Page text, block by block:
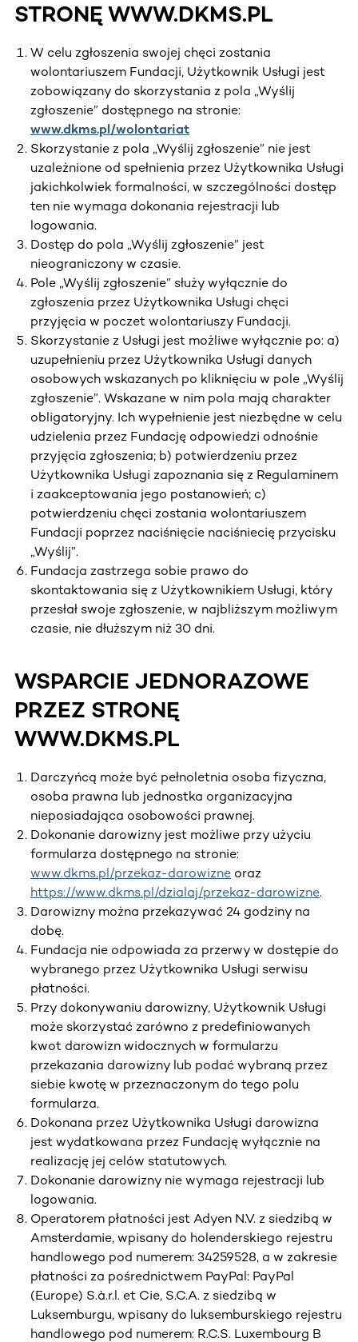
STRONĘ WWW.DKMS.PL
W celu zgłoszenia swojej chęci zostania
wolontariuszem Fundacji, Użytkownik Usługi jest
zobowiązany do skorzystania z pola „Wyślij
zgłoszenie” dostępnego na stronie:
www.dkms.pl/wolontariat
Skorzystanie z pola „Wyślij zgłoszenie” nie jest
uzależnione od spełnienia przez Użytkownika Usługi
jakichkolwiek formalności, w szczególności dostęp
ten nie wymaga dokonania rejestracji lub
logowania.
Dostęp do pola „Wyślij zgłoszenie” jest
nieograniczony w czasie.
Pole „Wyślij zgłoszenie” służy wyłącznie do
zgłoszenia przez Użytkownika Usługi chęci
przyjęcia w poczet wolontariuszy Fundacji.
Skorzystanie z Usługi jest możliwe wyłącznie po: a)
uzupełnieniu przez Użytkownika Usługi danych
osobowych wskazanych po kliknięciu w pole „Wyślij
zgłoszenie”. Wskazane w nim pola mają charakter
obligatoryjny. Ich wypełnienie jest niezbędne w celu
udzielenia przez Fundację odpowiedzi odnośnie
przyjęcia zgłoszenia; b) potwierdzeniu przez
Użytkownika Usługi zapoznania się z Regulaminem
i zaakceptowania jego postanowień; c)
potwierdzeniu chęci zostania wolontariuszem
Fundacji poprzez naciśnięcie naciśniecię przycisku
„Wyślij”.
Fundacja zastrzega sobie prawo do
skontaktowania się z Użytkownikiem Usługi, który
przesłał swoje zgłoszenie, w najbliższym możliwym
czasie, nie dłuższym niż 30 dni.
WSPARCIE JEDNORAZOWE
PRZEZ STRONĘ
WWW.DKMS.PL
Darczyńcą może być pełnoletnia osoba fizyczna,
osoba prawna lub jednostka organizacyjna
nieposiadająca osobowości prawnej.
Dokonanie darowizny jest możliwe przy użyciu
formularza dostępnego na stronie:
www.dkms.pl/przekaz-darowizne oraz
https://www.dkms.pl/dzialaj/przekaz-darowizne.
Darowizny można przekazywać 24 godziny na
dobę.
Fundacja nie odpowiada za przerwy w dostępie do
wybranego przez Użytkownika Usługi serwisu
płatności.
Przy dokonywaniu darowizny, Użytkownik Usługi
może skorzystać zarówno z predefiniowanych
kwot darowizn widocznych w formularzu
przekazania darowizny lub podać wybraną przez
siebie kwotę w przeznaczonym do tego polu
formularza.
Dokonana przez Użytkownika Usługi darowizna
jest wydatkowana przez Fundację wyłącznie na
realizację jej celów statutowych.
Dokonanie darowizny nie wymaga rejestracji lub
logowania.
Operatorem płatności jest Adyen N.V. z siedzibą w
Amsterdamie, wpisany do holenderskiego rejestru
handlowego pod numerem: 34259528, a w zakresie
płatności za pośrednictwem PayPal: PayPal
(Europe) S.à.r.l. et Cie, S.C.A. z siedzibą w
Luksemburgu, wpisany do luksemburskiego rejestru
handlowego pod numerem: R.C.S. Luxembourg B